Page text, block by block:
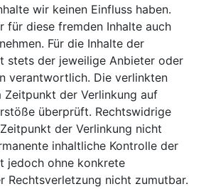
wir keinen Einfluss haben.
für diese fremden Inhalte auch
Für die Inhalte der
stets der jeweilige Anbieter oder
verantwortlich. Die verlinkten
Zeitpunkt der Verlinkung auf
überprüft. Rechtswidrige
der Verlinkung nicht
inhaltliche Kontrolle der
jedoch ohne konkrete
Rechtsverletzung nicht zumutbar.